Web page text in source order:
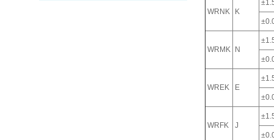
WRNK K
WRMK N
WREK E
WRFK J